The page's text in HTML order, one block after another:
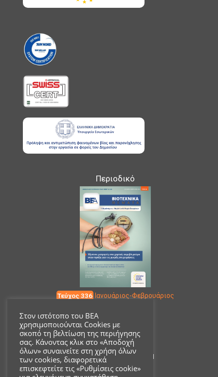
Περιοδικό
Τεύχος 336 Ιανουάριος-Φεβρουάριος
Επικοινωνία
Ακαδημίας 18, ΤΚ 10671
Στον ιστότοπο του ΒΕΑ
χρησιμοποιούνται Cookies με
σκοπό τη βελτίωση της περιήγησης
σας. Κάνοντας κλικ στο «Αποδοχή
όλων» συναινείτε στη χρήση όλων
των cookies, διαφορετικά
επισκεφτείτε τις «Ρυθμίσεις cookie»